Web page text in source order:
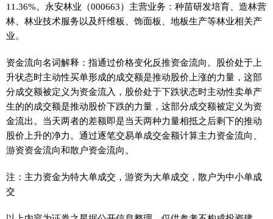
11.36%。永安林业（000663）主营业务：种苗研发培育、造林营
林、林业技术服务以及纤维板、饰面板、地板生产等林业相关产
业。
资金流向名词解释：指通过价格变化反推资金流向。股价处于上
升状态时主动性买单形成的成交额是推动股价上涨的力量，这部
分成交额被定义为资金流入，股价处于下跌状态时主动性卖单产
生的的成交额是推动股价下跌的力量，这部分成交额被定义为资
金流出。当天两者的差额即是当天两种力量相抵之后剩下的推动
股价上升的净力。通过逐笔交易单成交金额计算主力资金流向、
游资资金流向和散户资金流向。
注：主力资金为特大单成交，游资为大单成交，散户为中小单成
交